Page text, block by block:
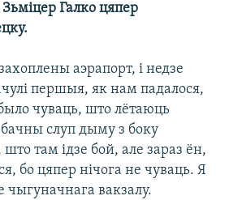
Галко цяпер
аэрапорт, і недзе
першыя, як нам падалося,
чуваць, што лётаюць
слуп дыму з боку
там ідзе бой, але зараз ён,
бо цяпер нічога не чуваць. Я
чыгуначнага вакзалу.